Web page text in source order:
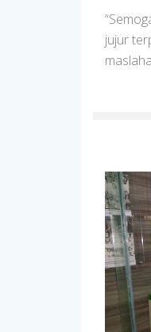
jujur